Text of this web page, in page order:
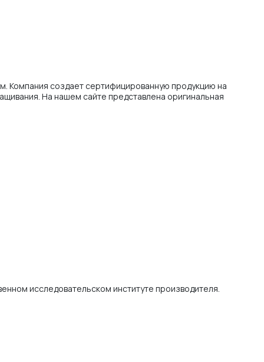
Компания создает сертифицированную продукцию на
На нашем сайте представлена оригинальная
исследовательском институте производителя.